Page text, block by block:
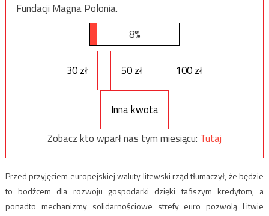
Fundacji Magna Polonia.
8%
30 zł 50 zł 100 zł
Inna kwota
Zobacz kto wparł nas tym miesiącu: Tutaj
Przed przyjęciem europejskiej waluty litewski rząd tłumaczył, że będzie
to bodźcem dla rozwoju gospodarki dzięki tańszym kredytom, a
ponadto mechanizmy solidarnościowe strefy euro pozwolą Litwie